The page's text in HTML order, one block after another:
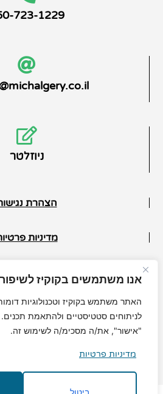
אנו משתמשים בקוקיז לשיפור
האתר משתמש בקוקיז וטכנולוגיות
לניתוחים סטטיסטיים ולהתאמת
"אישור", את/ה מסכימ/ה לשימוש זה.
מדיניות פרטיות
ביטול
723-1229
ניוזלטר
הצהרת
מדיניות
תנאי ביטול
© כל הזכויות שמורות
MuchMore.co.il